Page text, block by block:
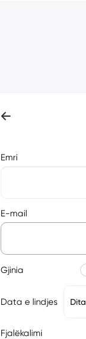
Emri
E-mail
Gjinia
Data e lindjes Dita
Fjalëkalimi